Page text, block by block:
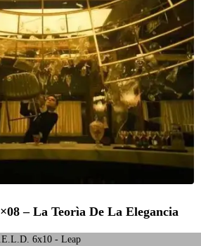
– La Teorìa De La Elegancia